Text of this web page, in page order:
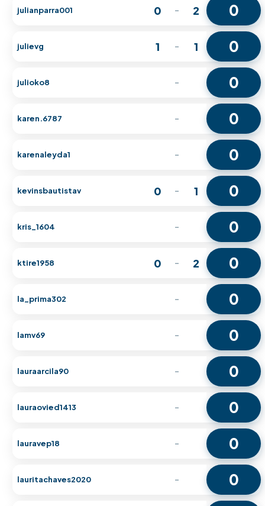
julianparra001 0 - 2 0
julievg 1 - 1 0
julioko8 - 0
karen.6787 - 0
karenaleyda1 - 0
kevinsbautistav 0 - 1 0
kris_1604 - 0
ktire1958 0 - 2 0
la_prima302 - 0
lamv69 - 0
lauraarcila90 - 0
lauraovied1413 - 0
lauravep18 - 0
lauritachaves2020 - 0